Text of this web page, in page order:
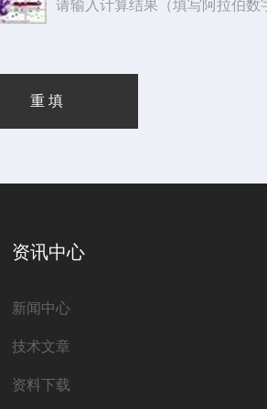
请输入计算结果（填写阿拉伯数
资讯中心
新闻中心
技术文章
资料下载